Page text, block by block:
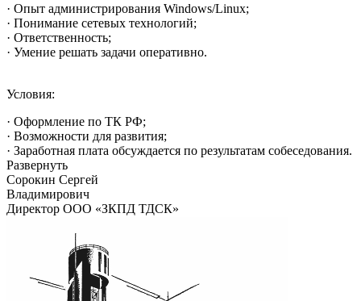
· Опыт администрирования Windows/Linux;
· Понимание сетевых технологий;
· Ответственность;
· Умение решать задачи оперативно.
Условия:
· Оформление по ТК РФ;
· Возможности для развития;
· Заработная плата обсуждается по результатам собеседования.
Развернуть
Сорокин Сергей
Владимирович
Директор ООО «ЗКПД ТДСК»